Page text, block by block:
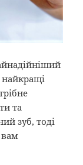
найкращі
та
зуб, тоді
вам